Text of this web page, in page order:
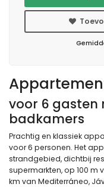
voor 6 gasten
badkamers
Prachtig en klassiek
voor 6 personen. Het
strandgebied, dichtbij
supermarkten, op 100 m
km van Mediterráneo,